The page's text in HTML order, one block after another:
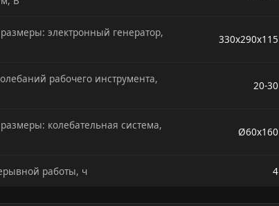
электронный генератор,
330х290х115
рабочего инструмента,
20-30
колебательная система,
Ø60x160
работы, ч 4